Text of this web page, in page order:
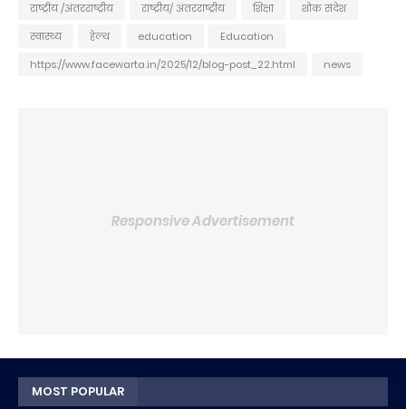
राष्ट्रीय /अंतरराष्ट्रीय
राष्ट्रीय/ अंतरराष्ट्रीय शिक्षा
शोक संदेश
स्वास्थ्य
हेल्थ education
Education
https://www.facewarta.in/2025/12/blog-post_22.html
news
Responsive Advertisement
MOST POPULAR